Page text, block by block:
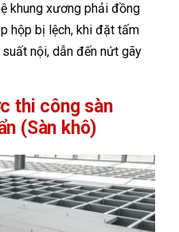
khung xương phải đồng
hộp bị lệch, khi đặt tấm
nội, dẫn đến nứt gãy
thi công sàn
(Sàn khô)